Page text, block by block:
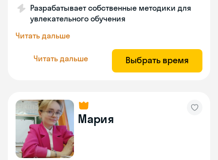
Разрабатывает собственные методики для
увлекательного обучения
Читать дальше
Читать дальше Выбрать время
Мария